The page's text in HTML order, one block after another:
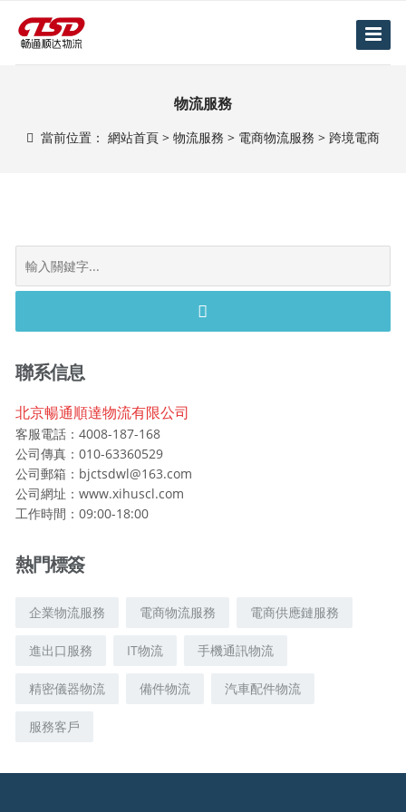
物流服務
當前位置： 網站首頁> 物流服務 > 電商物流服務 > 跨境電商
a
c
f
r
:
聯系信息
北京暢通順達物流有限公司
客服電話：4008-187-168
公司傳真：010-63360529
公司郵箱：bjctsdwl@163.com
公司網址：www.xihuscl.com
工作時間：09:00-18:00
熱門標簽
企業物流服務 電商物流服務 電商供應鏈服務
進出口服務 IT物流 手機通訊物流
精密儀器物流 備件物流 汽車配件物流
服務客戶